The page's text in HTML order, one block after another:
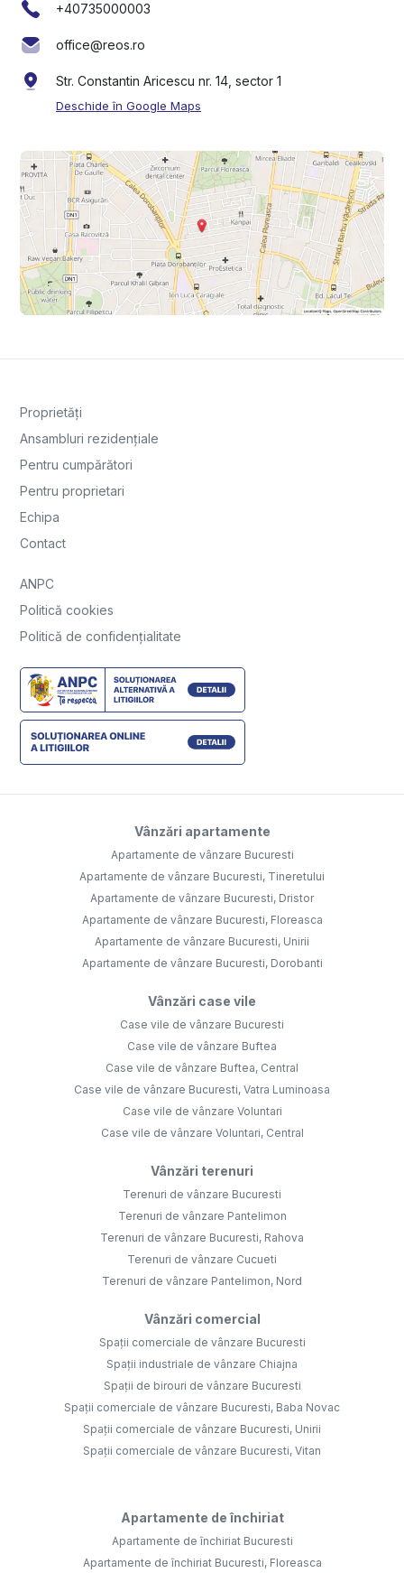
+40735000003
office@reos.ro
Str. Constantin Aricescu nr. 14, sector 1
Deschide în Google Maps
Proprietăți
Ansambluri rezidențiale
Pentru cumpărători
Pentru proprietari
Echipa
Contact
ANPC
Politică cookies
Politică de confidențialitate
Vânzări apartamente
Apartamente de vânzare Bucuresti
Apartamente de vânzare Bucuresti, Tineretului
Apartamente de vânzare Bucuresti, Dristor
Apartamente de vânzare Bucuresti, Floreasca
Apartamente de vânzare Bucuresti, Unirii
Apartamente de vânzare Bucuresti, Dorobanti
Vânzări case vile
Case vile de vânzare Bucuresti
Case vile de vânzare Buftea
Case vile de vânzare Buftea, Central
Case vile de vânzare Bucuresti, Vatra Luminoasa
Case vile de vânzare Voluntari
Case vile de vânzare Voluntari, Central
Vânzări terenuri
Terenuri de vânzare Bucuresti
Terenuri de vânzare Pantelimon
Terenuri de vânzare Bucuresti, Rahova
Terenuri de vânzare Cucueti
Terenuri de vânzare Pantelimon, Nord
Vânzări comercial
Spații comerciale de vânzare Bucuresti
Spații industriale de vânzare Chiajna
Spații de birouri de vânzare Bucuresti
Spații comerciale de vânzare Bucuresti, Baba Novac
Spații comerciale de vânzare Bucuresti, Unirii
Spații comerciale de vânzare Bucuresti, Vitan
Apartamente de închiriat
Apartamente de închiriat Bucuresti
Apartamente de închiriat Bucuresti, Floreasca